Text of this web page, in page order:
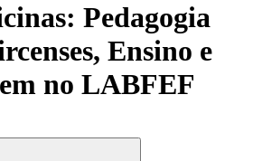
Pedagogia
Ensino e
no LABFEF